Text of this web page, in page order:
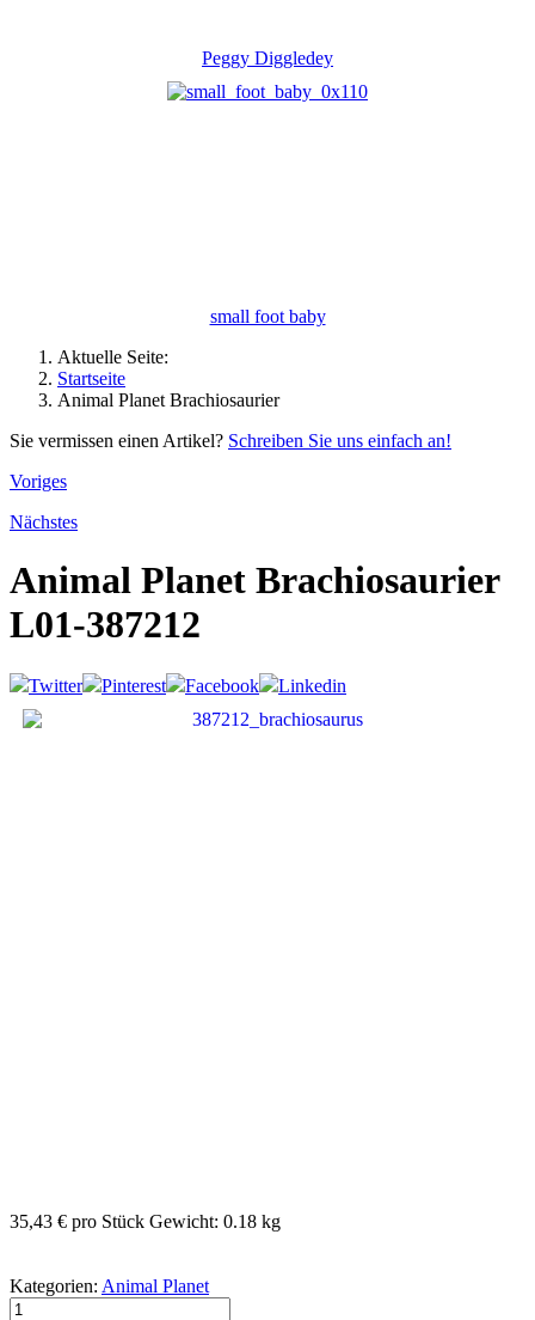
Peggy Diggledey
small foot baby
Aktuelle Seite:
Startseite
Animal Planet Brachiosaurier
Sie vermissen einen Artikel? Schreiben Sie uns einfach an!
Voriges
Nächstes
Animal Planet Brachiosaurier
L01-387212
Twitter Pinterest Facebook Linkedin
35,43 € pro Stück Gewicht: 0.18 kg
Kategorien: Animal Planet